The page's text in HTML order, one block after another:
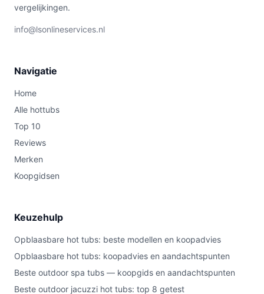
vergelijkingen.
info@lsonlineservices.nl
Navigatie
Home
Alle hottubs
Top 10
Reviews
Merken
Koopgidsen
Keuzehulp
Opblaasbare hot tubs: beste modellen en koopadvies
Opblaasbare hot tubs: koopadvies en aandachtspunten
Beste outdoor spa tubs — koopgids en aandachtspunten
Beste outdoor jacuzzi hot tubs: top 8 getest